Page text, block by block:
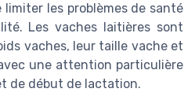
limiter les problèmes de santé
Les vaches laitières sont
vaches, leur taille vache et
une attention particulière
de début de lactation.